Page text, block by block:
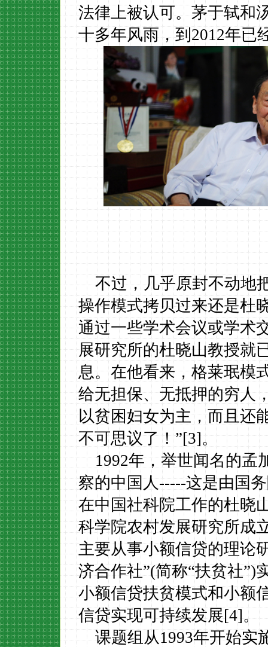
法律上被认可。茅于轼和
十多年风雨，到2012年已
不过，几乎原封不动地
操作模式拷贝过来还是杜
通过一些学术会议或学术
展研究所的杜晓山教授就
息。在他看来，格莱珉模
给无担保、无抵押的穷人
以贫困妇女为主，而且还
不可思议了！”[3]。
1992年，举世闻名的孟
察的中国人-----这是由国
在中国社科院工作的杜晓
科学院农村发展研究所成
主要从事小额信贷的理论
济合作社”(简称“扶贫社”)
小额信贷扶贫模式和小额
信贷实现可持续发展[4]。
课题组从1993年开始实